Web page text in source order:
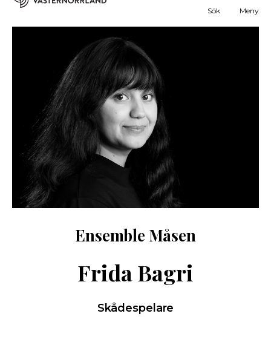
Sök Meny
Ensemble Måsen
Frida Bagri
Skådespelare